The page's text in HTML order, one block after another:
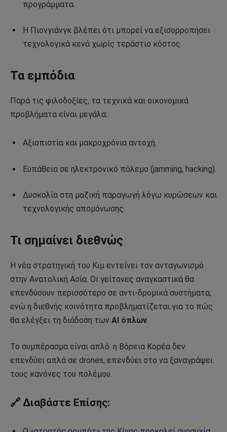
προγράμματα.
Η Πιονγιάνγκ βλέπει ότι μπορεί να εξισορροπήσει
τεχνολογικά κενά χωρίς τεράστιο κόστος.
Τα εμπόδια
Παρά τις φιλοδοξίες, τα τεχνικά και οικονομικά
προβλήματα είναι μεγάλα:
Αξιοπιστία και μακροχρόνια αντοχή.
Ευπάθεια σε ηλεκτρονικό πόλεμο (jamming, hacking).
Δυσκολία στη μαζική παραγωγή λόγω κυρώσεων και
τεχνολογικής απομόνωσης.
Τι σημαίνει διεθνώς
Η νέα στρατηγική του Κιμ εντείνει τον ανταγωνισμό
στην Ανατολική Ασία. Οι γείτονες αναγκαστικά θα
επενδύσουν περισσότερο σε αντι-δρομικά συστήματα,
ενώ η διεθνής κοινότητα προβληματίζεται για το πώς
θα ελέγξει τη διάδοση των AI όπλων.
Το συμπέρασμα είναι απλό: η Βόρεια Κορέα δεν
επενδύει απλά σε drones, επενδύει στο να ξαναγράψει
τους κανόνες του πολέμου.
🔗 Διαβάστε Επίσης: